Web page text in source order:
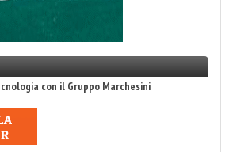
con il Gruppo Marchesini